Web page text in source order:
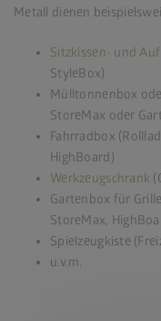
Metall dienen
Sitzkissen- und
StyleBox)
Mülltonnenbox
StoreMax oder
Fahrradbox
HighBoard)
Werkzeugschrank
Gartenbox für
StoreMax,
Spielzeugkiste
u.v.m.